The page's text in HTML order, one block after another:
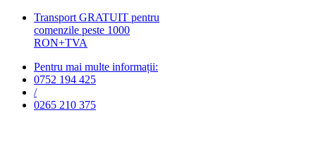
Transport GRATUIT pentru
comenzile peste 1000
RON+TVA
Pentru mai multe informații:
0752 194 425
/
0265 210 375